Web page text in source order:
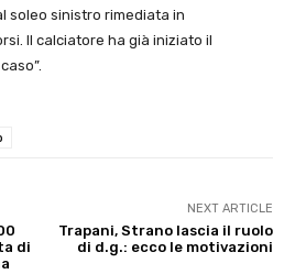
soleo sinistro rimediata in
Il calciatore ha già iniziato il
di
NEXT ARTICLE
Trapani, Strano lascia il ruolo
di d.g.: ecco le motivazioni